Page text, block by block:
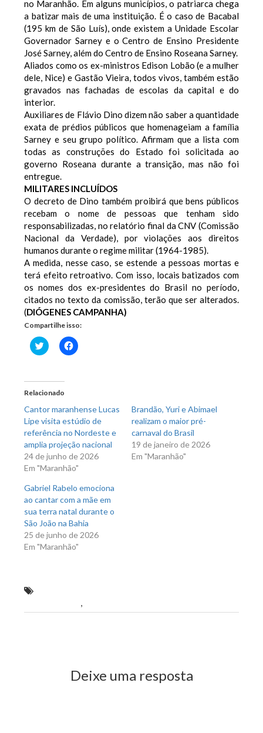
no Maranhão. Em alguns municípios, o patriarca chega
a batizar mais de uma instituição. É o caso de Bacabal
(195 km de São Luís), onde existem a Unidade Escolar
Governador Sarney e o Centro de Ensino Presidente
José Sarney, além do Centro de Ensino Roseana Sarney.
Aliados como os ex-ministros Edison Lobão (e a mulher
dele, Nice) e Gastão Vieira, todos vivos, também estão
gravados nas fachadas de escolas da capital e do
interior.
Auxiliares de Flávio Dino dizem não saber a quantidade
exata de prédios públicos que homenageiam a família
Sarney e seu grupo político. Afirmam que a lista com
todas as construções do Estado foi solicitada ao
governo Roseana durante a transição, mas não foi
entregue.
MILITARES INCLUÍDOS
O decreto de Dino também proibirá que bens públicos
recebam o nome de pessoas que tenham sido
responsabilizadas, no relatório final da CNV (Comissão
Nacional da Verdade), por violações aos direitos
humanos durante o regime militar (1964-1985).
A medida, nesse caso, se estende a pessoas mortas e
terá efeito retroativo. Com isso, locais batizados com
os nomes dos ex-presidentes do Brasil no período,
citados no texto da comissão, terão que ser alterados.
(DIÓGENES CAMPANHA)
Compartilhe isso:
Clique
para
em
nova
janela)
Clique
para
Relacionado
Cantor maranhense Lucas
Lipe visita estúdio de
referência no Nordeste e
amplia projeção nacional
24 de junho de 2026
Em "Maranhão"
Brandão, Yuri e Abimael
realizam o maior pré-
carnaval do Brasil
19 de janeiro de 2026
Em "Maranhão"
Gabriel Rabelo emociona
ao cantar com a mãe em
sua terra natal durante o
São João na Bahia
25 de junho de 2026
Em "Maranhão"
,
Deixe uma resposta